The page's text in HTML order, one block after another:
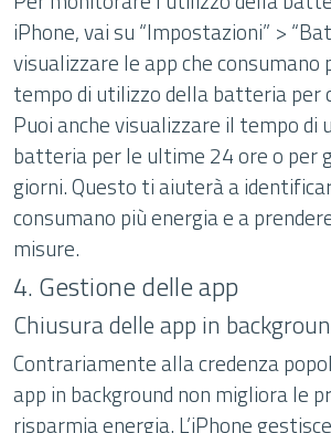
iPhone, vai su “Impostazioni” >
visualizzare le app che consumano
tempo di utilizzo della batteria per
Puoi anche visualizzare il tempo di
batteria per le ultime 24 ore o per
giorni. Questo ti aiuterà a
consumano più energia e a
misure.
4. Gestione delle app
Chiusura delle app in
Contrariamente alla credenza
app in background non migliora le
risparmia energia. L’iPhone gestisce